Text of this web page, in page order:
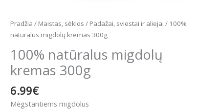
Pradžia / Maistas, sėklos / Padažai, sviestai ir aliejai / 100%
natūralus migdolų kremas 300g
100% natūralus migdolų
kremas 300g
6.99€
Mėgstantiems migdolus